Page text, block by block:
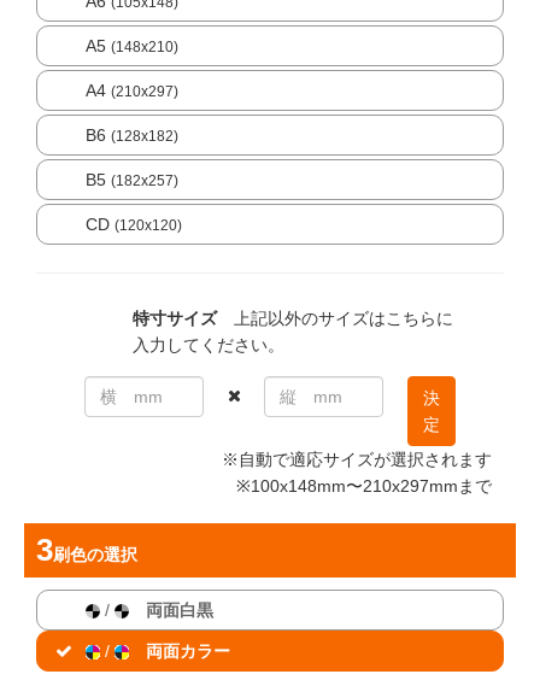
A5 (148x210)
A4 (210x297)
B6 (128x182)
B5 (182x257)
CD (120x120)
特寸サイズ上記以外のサイズはこちらに
入力してください。
決
定
※自動で適応サイズが選択されます
※100x148mm〜210x297mmまで
刷色の選択
/ 両面白黒
/ 両面カラー